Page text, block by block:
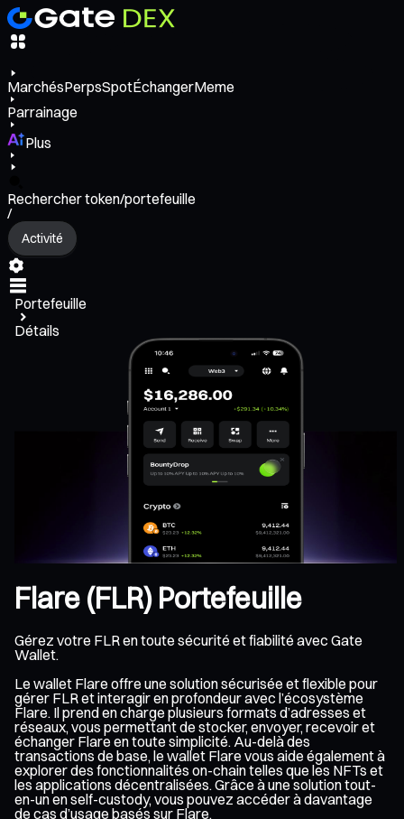
MarchésPerpsSpotÉchangerMeme
Parrainage
Plus
Rechercher token/portefeuille
/
Activité
Portefeuille
Détails
Flare (FLR) Portefeuille
Gérez votre FLR en toute sécurité et fiabilité avec Gate
Wallet.
Le wallet Flare offre une solution sécurisée et flexible pour
gérer FLR et interagir en profondeur avec l’écosystème
Flare. Il prend en charge plusieurs formats d’adresses et
réseaux, vous permettant de stocker, envoyer, recevoir et
échanger Flare en toute simplicité. Au-delà des
transactions de base, le wallet Flare vous aide également à
explorer des fonctionnalités on-chain telles que les NFTs et
les applications décentralisées. Grâce à une solution tout-
en-un en self-custody, vous pouvez accéder à davantage
de cas d’usage basés sur Flare.